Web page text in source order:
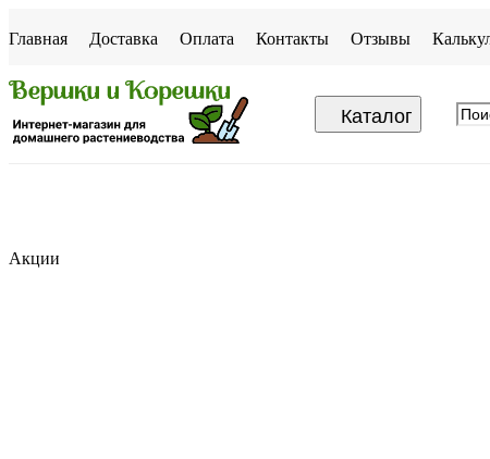
Главная Доставка Оплата Контакты Отзывы
Каталог
Акции